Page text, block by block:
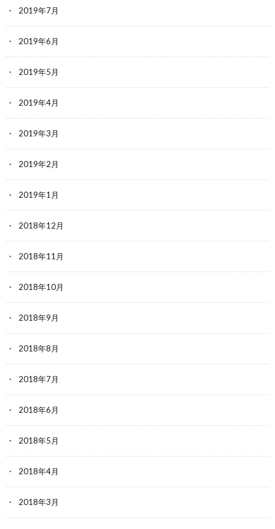
2019年7月
2019年6月
2019年5月
2019年4月
2019年3月
2019年2月
2019年1月
2018年12月
2018年11月
2018年10月
2018年9月
2018年8月
2018年7月
2018年6月
2018年5月
2018年4月
2018年3月